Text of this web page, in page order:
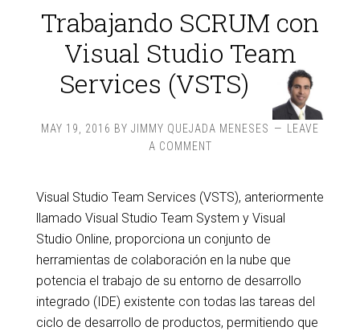
Trabajando SCRUM con
Visual Studio Team
Services (VSTS)
MAY 19, 2016 BY JIMMY QUEJADA MENESES
LEAVE
A COMMENT
Visual Studio Team Services (VSTS), anteriormente
llamado Visual Studio Team System y Visual
Studio Online, proporciona un conjunto de
herramientas de colaboración en la nube que
potencia el trabajo de su entorno de desarrollo
integrado (IDE) existente con todas las tareas del
ciclo de desarrollo de productos, permitiendo que